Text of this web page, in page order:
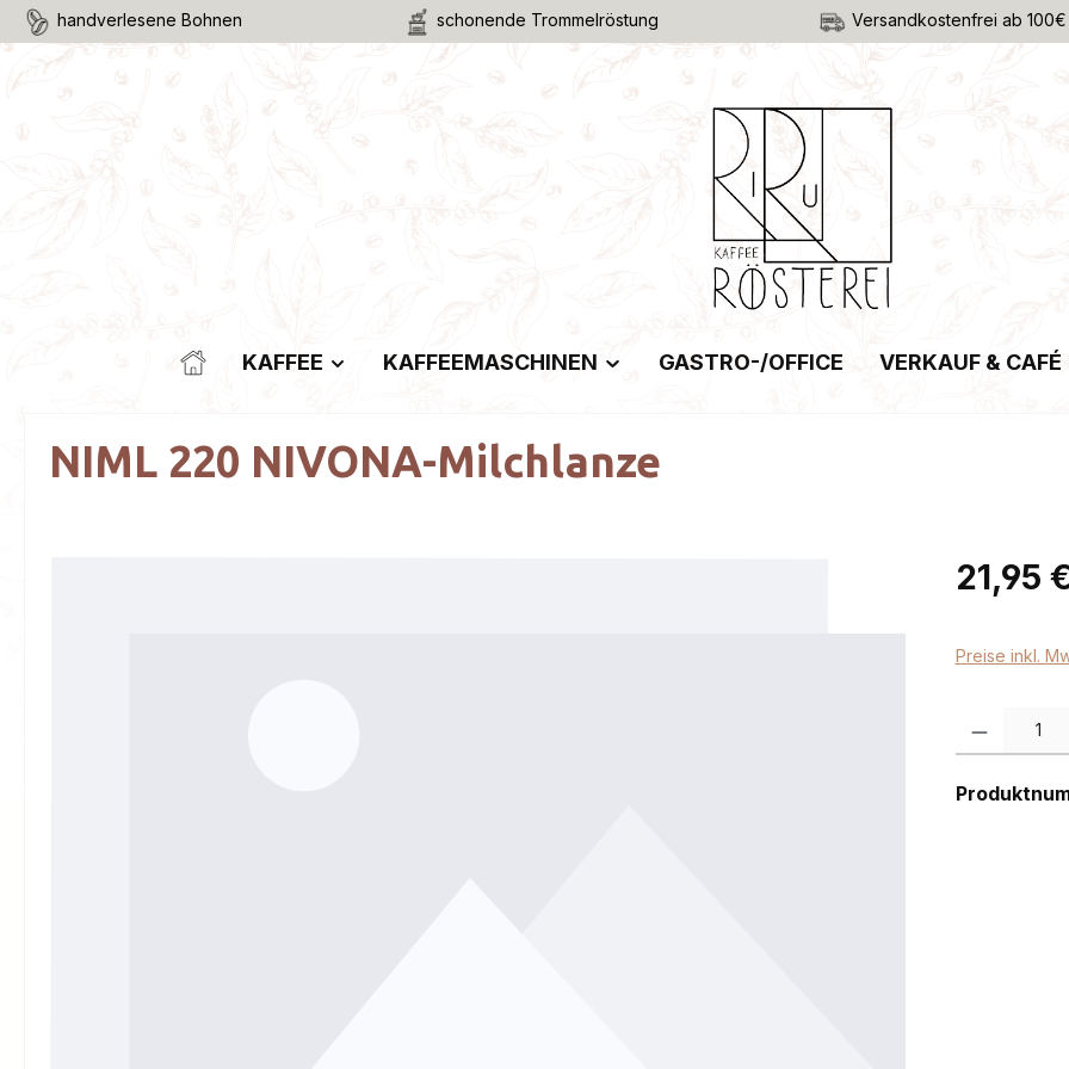
Hauptinhalt springen
Zur Suche springen
Zur Hauptnavigation springen
handverlesene Bohnen schonende Trommelröstung Versandkostenfrei ab 100€
KAFFEE KAFFEEMASCHINEN GASTRO-/OFFICE VERKAUF & CAFÉ
NIML 220 NIVONA-Milchlanze
Regulärer
21,95 €
Preise inkl.
Produkt